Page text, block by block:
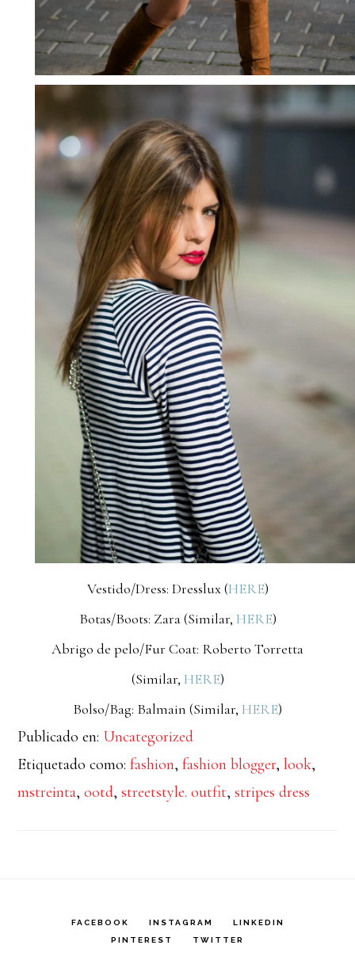
Vestido/Dress: Dresslux (HERE)
Botas/Boots: Zara (Similar, HERE)
Abrigo de pelo/Fur Coat: Roberto Torretta
(Similar, HERE)
Bolso/Bag: Balmain (Similar, HERE)
Publicado en: Uncategorized
Etiquetado como:fashion,fashion blogger,look,
mstreinta,ootd,streetstyle. outfit,stripes dress
FACEBOOK INSTAGRAM
LINKEDIN
PINTEREST
TWITTER